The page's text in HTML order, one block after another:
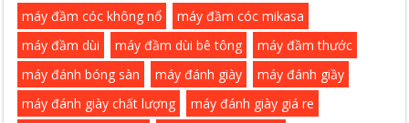
máy đầm cóc không nổ
máy đầm cóc mikasa
máy đầm dùi
máy đầm dùi bê tông
máy đầm thước
máy đánh bóng sàn
máy đánh giày
máy đánh giầy
máy đánh giày chất lượng
máy đánh giày giá re